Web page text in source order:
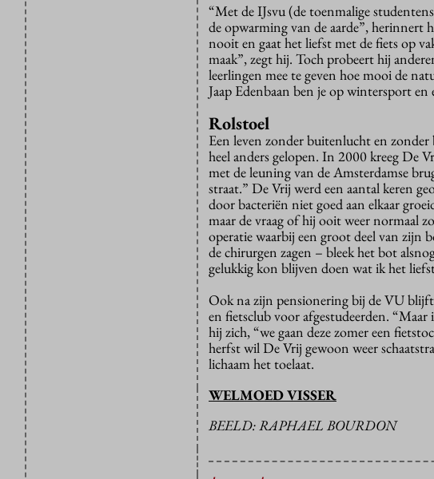
“Met de IJsvu (de toenmalige
de opwarming van de aarde”,
nooit en gaat het liefst met de fiets op
maak”, zegt hij. Toch probeert hij
leerlingen mee te geven hoe mooi de
Jaap Edenbaan ben je op wintersport
Rolstoel
Een leven zonder buitenlucht en
heel anders gelopen. In 2000 kreeg De
met de leuning van de Amsterdamse
straat.” De Vrij werd een aantal keren
door bacteriën niet goed aan elkaar
maar de vraag of hij ooit weer normaal
operatie waarbij een groot deel van zijn
de chirurgen zagen – bleek het bot
gelukkig kon blijven doen wat ik het
Ook na zijn pensionering bij de VU
en fietsclub voor afgestudeerden.
hij zich, “we gaan deze zomer een
herfst wil De Vrij gewoon weer
lichaam het toelaat.
WELMOED VISSER
BEELD: RAPHAEL BOURDON